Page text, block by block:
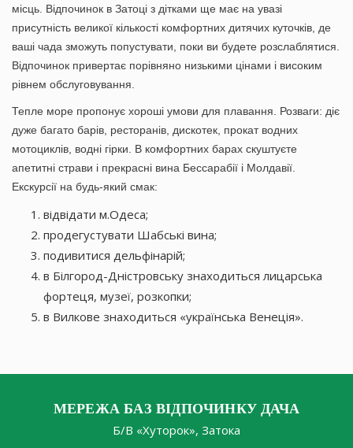
місць. Відпочинок в Затоці з дітками ще має на увазі
присутність великої кількості комфортних дитячих куточків, де
ваші чада зможуть попустувати, поки ви будете розслаблятися.
Відпочинок привертає порівняно низькими цінами і високим
рівнем обслуговування.
Тепле море пропонує хороші умови для плавання. Розваги: ​​діє
дуже багато барів, ресторанів, дискотек, прокат водних
мотоциклів, водні гірки. В комфортних барах скуштуєте
апетитні страви і прекрасні вина Бессарабії і Молдавії.
Екскурсії на будь-який смак:
відвідати м.Одеса;
продегустувати Шабські вина;
подивитися дельфінарій;
в Білгород-Дністровську знаходиться лицарська
фортеця, музеї, розкопки;
в Вилкове знаходиться «українська Венеція».
МЕРЕЖА БАЗ ВІДПОЧИНКУ ДАЧА
Б/В «Хуторок», Затока